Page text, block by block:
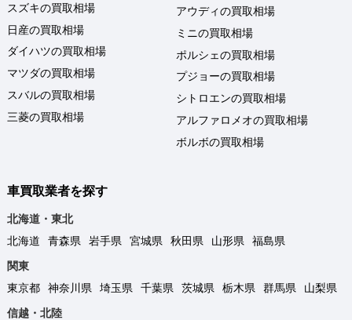
スズキの買取相場
日産の買取相場
ダイハツの買取相場
マツダの買取相場
スバルの買取相場
三菱の買取相場
アウディの買取相場
ミニの買取相場
ポルシェの買取相場
プジョーの買取相場
シトロエンの買取相場
アルファロメオの買取相場
ボルボの買取相場
車買取業者を探す
北海道・東北
北海道
青森県 岩手県 宮城県 秋田県 山形県
福島県
関東
東京都
神奈川県 埼玉県 千葉県 茨城県 栃木県 群馬県
山梨県
信越・北陸